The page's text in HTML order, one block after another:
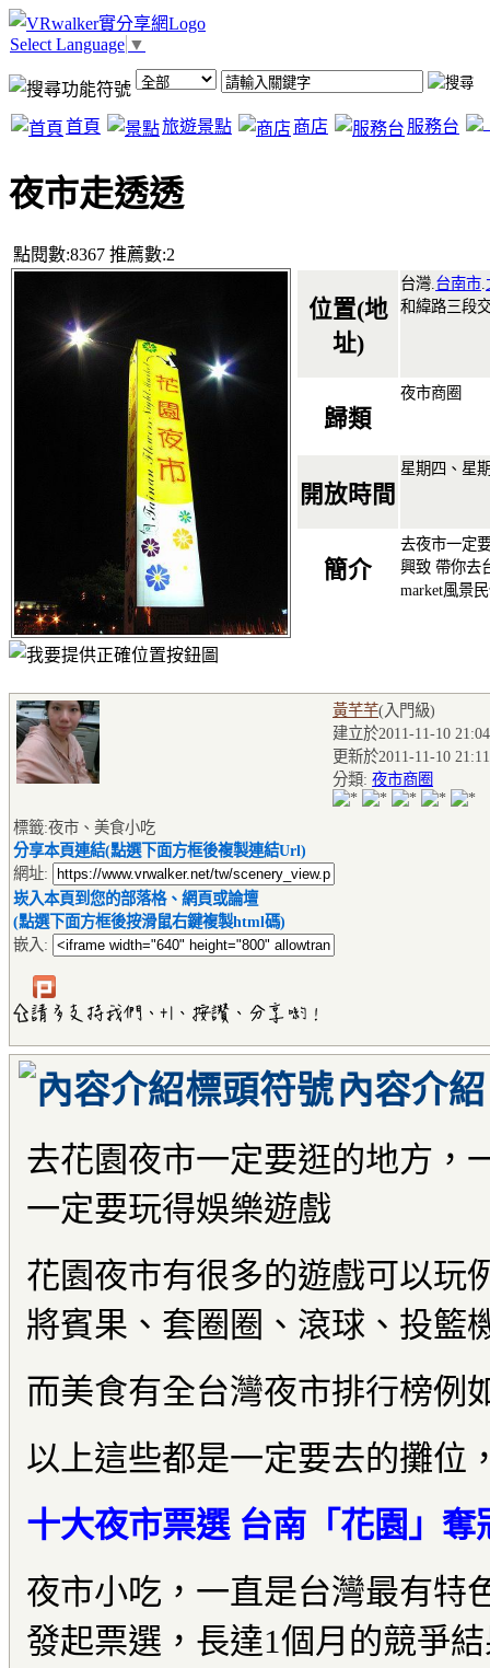
Select Language ▼
首頁 旅遊景點 商店 服務台
夜市走透透
點閱數:8367 推薦數:2
位置(地
址)
台灣. 台南市
和緯路三段
歸類
夜市商圈
開放時間
星期四、星
簡介
去夜市一定
興致 帶你去
market風景
黃芊芊(入門級)
建立於2011-11-10
更新於2011-11-10
分類: 夜市商圈
標籤:夜市、美食小吃
分享本頁連結(點選下面方框後複製連結Url)
網址:
崁入本頁到您的部落格、網頁或論壇
(點選下面方框後按滑鼠右鍵複製html碼)
嵌入:
內容介紹
去花園夜市一定要逛的地方，
一定要玩得娛樂遊戲
花園夜市有很多的遊戲可以玩
將賓果、套圈圈、滾球、投籃
而美食有全台灣夜市排行榜例
以上這些都是一定要去的攤位
十大夜市票選 台南「花園」奪
夜市小吃，一直是台灣最有特
發起票選，長達1個月的競爭